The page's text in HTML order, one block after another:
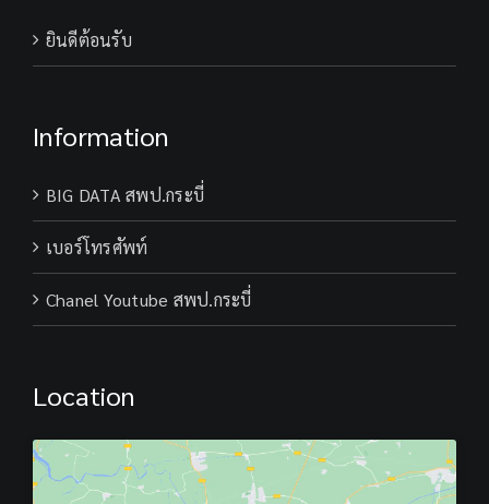
ยินดีต้อนรับ
Information
BIG DATA สพป.กระบี่
เบอร์โทรศัพท์
Chanel Youtube สพป.กระบี่
Location